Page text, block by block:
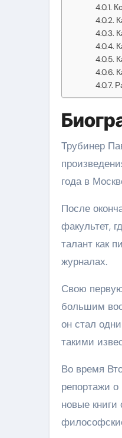
Трубинер
года в
После
факультет,
талант как
журналах.
Свою
большим
он стал
такими
Во время
репортажи о
новые